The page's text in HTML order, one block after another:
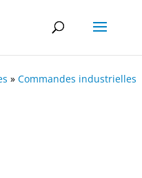
» Commandes industrielles